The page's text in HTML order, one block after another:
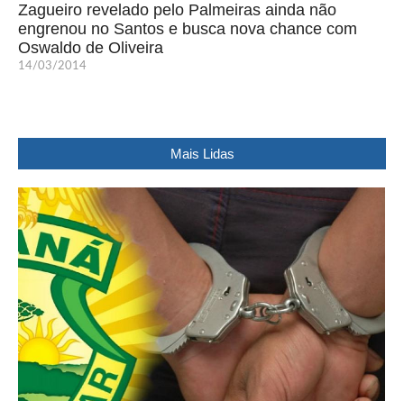
Zagueiro revelado pelo Palmeiras ainda não
engrenou no Santos e busca nova chance com
Oswaldo de Oliveira
14/03/2014
Mais Lidas